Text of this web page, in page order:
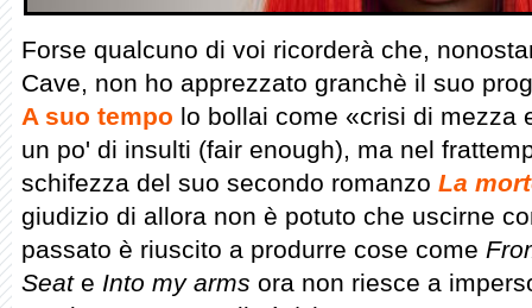
Forse qualcuno di voi ricorderà che,
Cave, non ho apprezzato granchè il suo
A suo tempo lo bollai come «crisi di mezza
un po' di insulti (fair enough), ma nel
schifezza del suo secondo romanzo La
giudizio di allora non è potuto che uscirne
passato è riuscito a produrre cose come
Seat e Into my arms ora non riesce a